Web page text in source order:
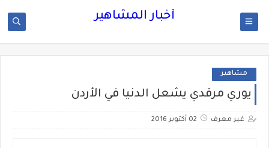
أخبار المشاهير
مشاهير
يوري مرقدي يشعل الدنيا في الأردن‎
غير معرف 02 أكتوبر 2016